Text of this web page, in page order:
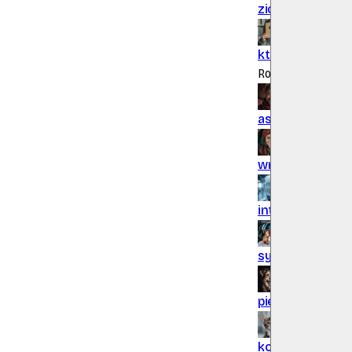
ziomek Elo,
ktokolwiek
Rozrywka
astrolog
wrozka
inteligencja
symulacja
piesek
kotek